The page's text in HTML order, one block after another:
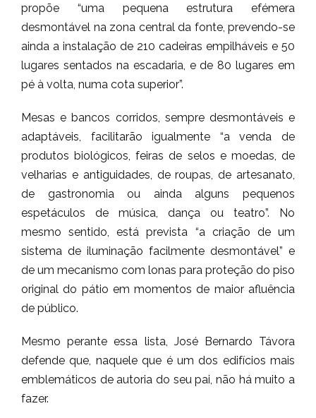
propõe “uma pequena estrutura efémera
desmontável na zona central da fonte, prevendo-se
ainda a instalação de 210 cadeiras empilháveis e 50
lugares sentados na escadaria, e de 80 lugares em
pé à volta, numa cota superior”.
Mesas e bancos corridos, sempre desmontáveis e
adaptáveis, facilitarão igualmente “a venda de
produtos biológicos, feiras de selos e moedas, de
velharias e antiguidades, de roupas, de artesanato,
de gastronomia ou ainda alguns pequenos
espetáculos de música, dança ou teatro”. No
mesmo sentido, está prevista “a criação de um
sistema de iluminação facilmente desmontável” e
de um mecanismo com lonas para proteção do piso
original do pátio em momentos de maior afluência
de público.
Mesmo perante essa lista, José Bernardo Távora
defende que, naquele que é um dos edifícios mais
emblemáticos de autoria do seu pai, não há muito a
fazer.